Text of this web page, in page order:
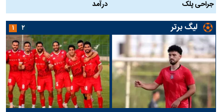
جراحی پلک
درآمد
لیگ برتر ۱ ۲